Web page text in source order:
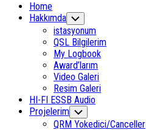
Home
Hakkımda Toggle
Child
Menu
istasyonum
QSL Bilgilerim
My Logbook
Award’larım
Video Galeri
Resim Galeri
HI-FI ESSB Audio
Current
Page
Projelerim Toggle
Child
QRM Yokedici/Canceller